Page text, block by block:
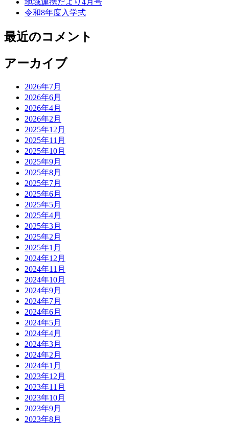
地域連携だより4月号
令和8年度入学式
最近のコメント
アーカイブ
2026年7月
2026年6月
2026年4月
2026年2月
2025年12月
2025年11月
2025年10月
2025年9月
2025年8月
2025年7月
2025年6月
2025年5月
2025年4月
2025年3月
2025年2月
2025年1月
2024年12月
2024年11月
2024年10月
2024年9月
2024年7月
2024年6月
2024年5月
2024年4月
2024年3月
2024年2月
2024年1月
2023年12月
2023年11月
2023年10月
2023年9月
2023年8月